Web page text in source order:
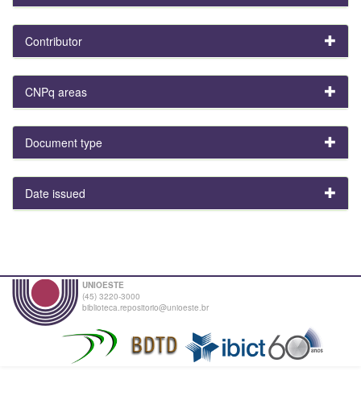
Contributor
CNPq areas
Document type
Date issued
UNIOESTE
(45) 3220-3000
biblioteca.repositorio@unioeste.br